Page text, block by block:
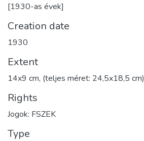
[1930-as évek]
Creation date
1930
Extent
14x9 cm, (teljes méret: 24,5x18,5 cm)
Rights
Jogok: FSZEK
Type